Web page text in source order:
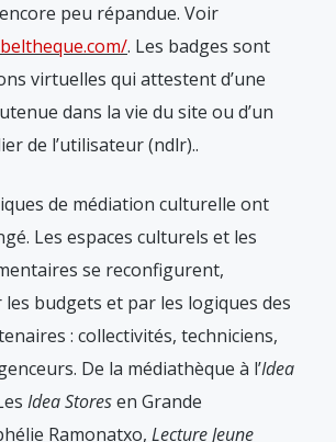
peu répandue. Voir
. Les badges sont
virtuelles qui attestent d’une
dans la vie du site ou d’un
de l’utilisateur (ndlr)..
de médiation culturelle ont
Les espaces culturels et les
se reconfigurent,
budgets et par les logiques des
: collectivités, techniciens,
De la médiathèque à l’Idea
Idea Storesen Grande
Ramonatxo, Lecture Jeune